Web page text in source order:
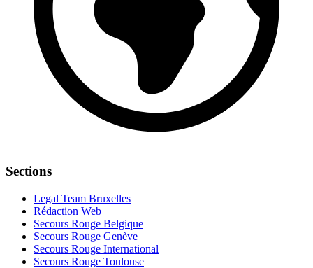
Sections
Legal Team Bruxelles
Rédaction Web
Secours Rouge Belgique
Secours Rouge Genève
Secours Rouge International
Secours Rouge Toulouse